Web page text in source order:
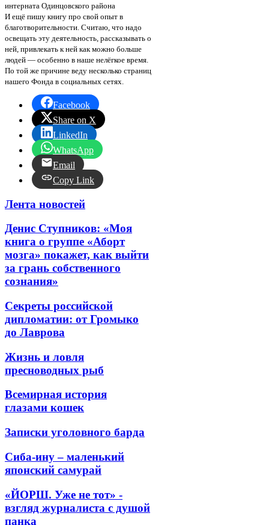
интерната Одинцовского района
И ещё пишу книгу про свой опыт в
благотворительности. Считаю, что надо
освещать эту деятельность, рассказывать о
ней, привлекать к ней как можно больше
людей — особенно в наше нелёгкое время.
По той же причине веду несколько страниц
нашего Фонда в социальных сетях.
Facebook
Share on X
LinkedIn
WhatsApp
Email
Copy Link
Лента новостей
Денис Ступников: «Моя
книга о группе «Аборт
мозга» покажет, как выйти
за грань собственного
сознания»
Секреты российской
дипломатии: от Громыко
до Лаврова
Жизнь и ловля
пресноводных рыб
Всемирная история
глазами кошек
Записки уголовного барда
Сиба-ину – маленький
японский самурай
«ЙОРШ. Уже не тот» -
взгляд журналиста с душой
панка